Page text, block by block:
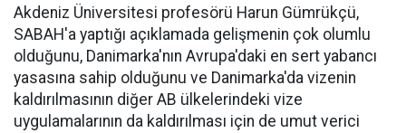
Akdeniz Üniversitesi profesörü Harun Gümrükçü,
SABAH'a yaptığı açıklamada gelişmenin çok olumlu
olduğunu, Danimarka'nın Avrupa'daki en sert yabancı
yasasına sahip olduğunu ve Danimarka'da vizenin
kaldırılmasının diğer AB ülkelerindeki vize
uygulamalarının da kaldırılması için de umut verici